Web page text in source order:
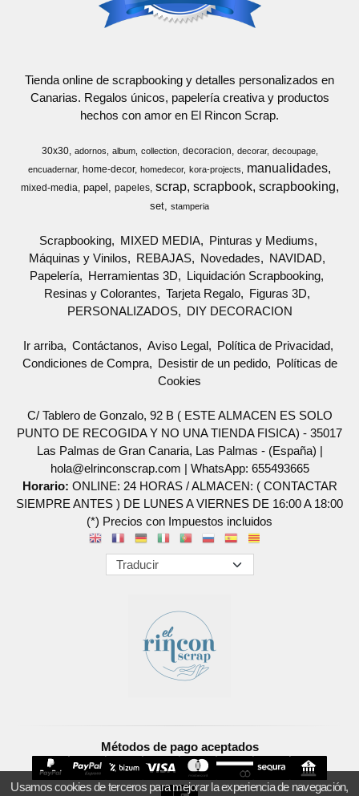
Tienda online de scrapbooking y detalles personalizados en
Canarias. Regalos únicos, papelería creativa y productos
hechos con amor en El Rincon Scrap.
30x30 adornos album collection decoracion decorar
decoupage
encuadernar
home-decor homedecor kora-projects manualidades
mixed-media papel papeles scrap scrapbook scrapbooking
set stamperia
Scrapbooking MIXED MEDIA
Pinturas y Mediums
Máquinas y Vinilos
REBAJAS Novedades
NAVIDAD
Papelería
Herramientas 3D
Liquidación Scrapbooking
Resinas y Colorantes
Tarjeta Regalo
Figuras 3D
PERSONALIZADOS
DIY DECORACION
Ir arriba Contáctanos Aviso Legal
Política de Privacidad
Condiciones de Compra
Desistir de un pedido
Políticas de
Cookies
C/ Tablero de Gonzalo, 92 B ( ESTE ALMACEN ES SOLO
PUNTO DE RECOGIDA Y NO UNA TIENDA FISICA) - 35017
Las Palmas de Gran Canaria, Las Palmas - (España) |
hola@elrinconscrap.com | WhatsApp: 655493665
Horario: ONLINE: 24 HORAS / ALMACEN: ( CONTACTAR
SIEMPRE ANTES ) DE LUNES A VIERNES DE 16:00 A 18:00
(*) Precios con Impuestos incluidos
Métodos de pago aceptados
Usamos cookies de terceros para mejorar la experiencia de navegación,